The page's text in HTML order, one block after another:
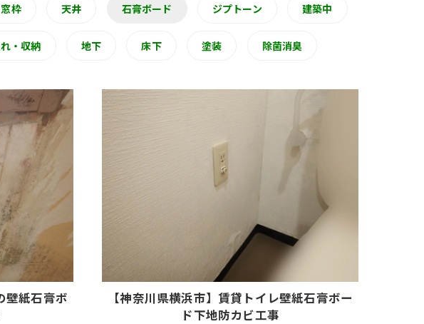
枠 天井 石膏ボード ジプトーン 建築中
・収納 地下 床下 塗装 除菌消臭
壁紙石膏ボ
【神奈川県横浜市】賃貸トイレ壁紙石膏ボー
ド下地防カビ工事